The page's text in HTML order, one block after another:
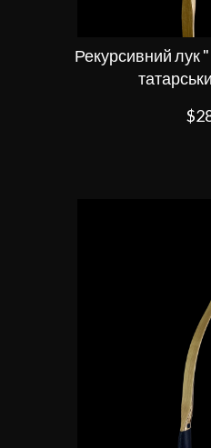
Рекурсивний лук